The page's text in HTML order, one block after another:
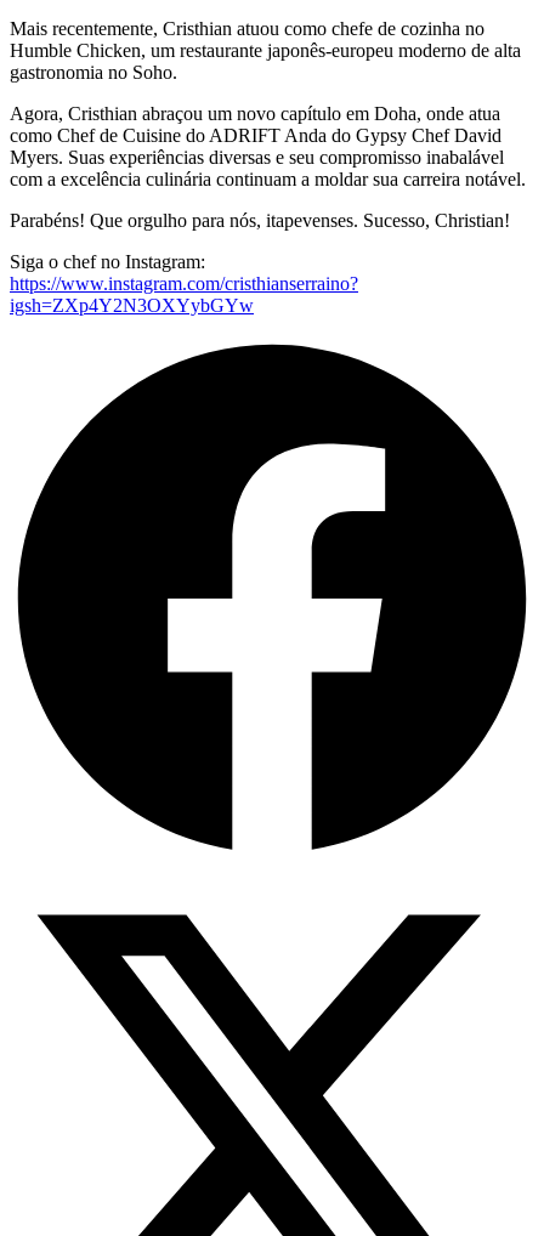
Mais recentemente, Cristhian atuou como chefe de cozinha no
Humble Chicken, um restaurante japonês-europeu moderno de alta
gastronomia no Soho.
Agora, Cristhian abraçou um novo capítulo em Doha, onde atua
como Chef de Cuisine do ADRIFT Anda do Gypsy Chef David
Myers. Suas experiências diversas e seu compromisso inabalável
com a excelência culinária continuam a moldar sua carreira notável.
Parabéns! Que orgulho para nós, itapevenses. Sucesso, Christian!
Siga o chef no Instagram:
https://www.instagram.com/cristhianserraino?
igsh=ZXp4Y2N3OXYybGYw